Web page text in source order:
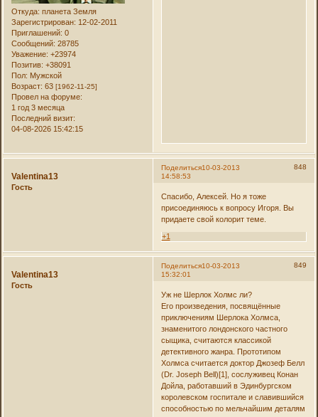
Откуда: планета Земля
Зарегистрирован: 12-02-2011
Приглашений: 0
Сообщений: 28785
Уважение: +23974
Позитив: +38091
Пол: Мужской
Возраст: 63[1962-11-25]
Провел на форуме:
1 год 3 месяца
Последний визит:
04-08-2026 15:42:15
Поделиться 848
10-03-2013
14:58:53
Valentina13
Гость
Спасибо, Алексей. Но я тоже
присоединяюсь к вопросу Игоря. Вы
придаете свой колорит теме.
+1
Поделиться 849
10-03-2013
15:32:01
Valentina13
Гость
Уж не Шерлок Холмс ли?
Его произведения, посвящённые
приключениям Шерлока Холмса,
знаменитого лондонского частного
сыщика, считаются классикой
детективного жанра. Прототипом
Холмса считается доктор Джозеф Белл
(Dr. Joseph Bell)[1], сослуживец Конан
Дойла, работавший в Эдинбургском
королевском госпитале и славившийся
способностью по мельчайшим деталям